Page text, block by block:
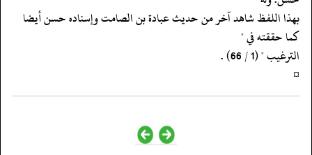
‏‏‏‏بهذا اللفظ شاهد آخر من حديث عبادة بن الصامت وإسناده حسن أيضا
كما حققته في "
‏‏‏‏الترغيب " (1 / 66) .
‏‏‏‏¤